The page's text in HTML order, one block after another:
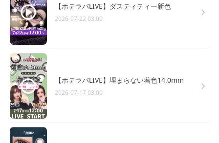
【ホテラバLIVE】ダスティティー新色
2026-07-22 03:00
【ホテラバLIVE】埋まらない着色14.0mm
2026-07-17 03:00